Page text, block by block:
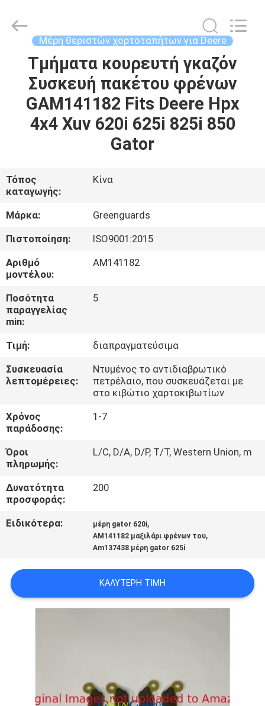
ΣΠΊΤΙ
ΠΡΟΪΌΝΤΑ
ΓΎΡΟΣ
ΕΡΓΟΣΤΑΣΊΩΝ
ΠΟΙΟΤΙΚΌΣ
ΈΛΕΓΧΟΣ
ΜΑΣ
ΣΕ
ΕΠΑΦΉ
ΕΙΔΉΣΕΙΣ
ΖΗΤΉΣΤΕ
ΈΝΑ
ΑΠΌΣΠΑΣΜΑ
PRIVACY
POLICY
Trading
Μέρη θεριστών χορτοταπήτων για Deere
Τμήματα κουρευτή γκαζόν
Συσκευή πακέτου φρένων
GAM141182 Fits Deere Hpx
4x4 Xuv 620i 625i 825i 850
Gator
Τόπος
καταγωγής:
Κίνα
Μάρκα:
Greenguards
Πιστοποίηση:
ISO9001:2015
Αριθμό
μοντέλου:
AM141182
Ποσότητα
παραγγελίας
min:
5
Τιμή:
διαπραγματεύσιμα
Συσκευασία
λεπτομέρειες:
Ντυμένος το αντιδιαβρωτικό
πετρέλαιο, που συσκευάζεται με
στο κιβώτιο χαρτοκιβωτίων
Χρόνος
παράδοσης:
1-7
Όροι
πληρωμής:
L/C, D/A, D/P, T/T, Western Union, m
Δυνατότητα
προσφοράς:
200
Ειδικότερα: μέρη gator 620i,
AM141182 μαξιλάρι φρένων του,
Am137438 μέρη gator 625i
ΚΑΛΎΤΕΡΗ ΤΙΜΉ